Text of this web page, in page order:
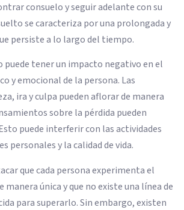
consuelo y seguir adelante con su
se caracteriza por una prolongada y
persiste a lo largo del tiempo.
puede tener un impacto negativo en el
y emocional de la persona. Las
ira y culpa pueden aflorar de manera
sobre la pérdida pueden
puede interferir con las actividades
personales y la calidad de vida.
que cada persona experimenta el
manera única y que no existe una línea de
para superarlo. Sin embargo, existen